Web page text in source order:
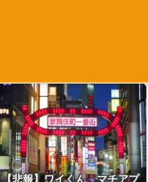
【悲報】ワイくん、マチアプ